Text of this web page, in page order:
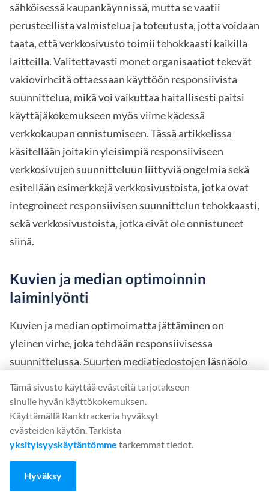
sähköisessä kaupankäynnissä, mutta se vaatii
perusteellista valmistelua ja toteutusta, jotta voidaan
taata, että verkkosivusto toimii tehokkaasti kaikilla
laitteilla. Valitettavasti monet organisaatiot tekevät
vakiovirheitä ottaessaan käyttöön responsiivista
suunnittelua, mikä voi vaikuttaa haitallisesti paitsi
käyttäjäkokemukseen myös viime kädessä
verkkokaupan onnistumiseen. Tässä artikkelissa
käsitellään joitakin yleisimpiä responsiiviseen
verkkosivujen suunnitteluun liittyviä ongelmia sekä
esitellään esimerkkejä verkkosivustoista, jotka ovat
integroineet responsiivisen suunnittelun tehokkaasti,
sekä verkkosivustoista, jotka eivät ole onnistuneet
siinä.
Kuvien ja median optimoinnin
laiminlyönti
Kuvien ja median optimoimatta jättäminen on
yleinen virhe, joka tehdään responsiivisessa
suunnittelussa. Suurten mediatiedostojen läsnäolo
käyttäjäkokemukseen erityisesti mobiililaitteilla.
Tämän korjaaminen on esimerkki web-kuvien
optimoinnista, jossa käytetään oikeaa kuvakokoa eri
laitteille.
Laitekohtaisen toiminnallisuuden
Tämä sivusto käyttää evästeitä tarjotakseen
sinulle hyvän käyttökokemuksen.
Käyttämällä Ranktrackeria hyväksyt
evästeiden käytön. Tarkista
yksityisyyskäytäntömme tarkemmat tiedot.
Hyväksy